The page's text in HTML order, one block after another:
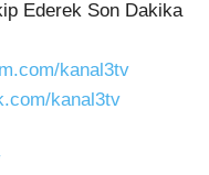
Ederek Son Dakika
kanal3tv
kanal3tv